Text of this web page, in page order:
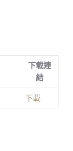
下載連
結
下載